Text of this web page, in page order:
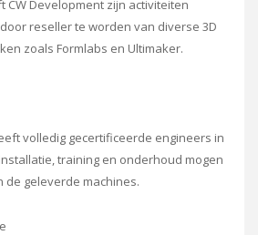
CW Development zijn activiteiten
reseller te worden van diverse 3D
zoals Formlabs en Ultimaker.
volledig gecertificeerde engineers in
training en onderhoud mogen
de geleverde machines.